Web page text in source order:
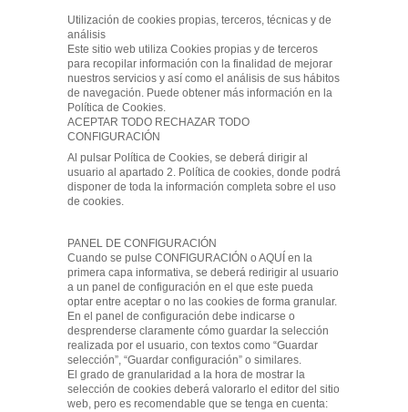
Utilización de cookies propias, terceros, técnicas y de
análisis
Este sitio web utiliza Cookies propias y de terceros
para recopilar información con la finalidad de mejorar
nuestros servicios y así como el análisis de sus hábitos
de navegación. Puede obtener más información en la
Política de Cookies.
ACEPTAR TODO RECHAZAR TODO
CONFIGURACIÓN
Al pulsar Política de Cookies, se deberá dirigir al
usuario al apartado 2. Política de cookies, donde podrá
disponer de toda la información completa sobre el uso
de cookies.
PANEL DE CONFIGURACIÓN
Cuando se pulse CONFIGURACIÓN o AQUÍ en la
primera capa informativa, se deberá redirigir al usuario
a un panel de configuración en el que este pueda
optar entre aceptar o no las cookies de forma granular.
En el panel de configuración debe indicarse o
desprenderse claramente cómo guardar la selección
realizada por el usuario, con textos como “Guardar
selección”, “Guardar configuración” o similares.
El grado de granularidad a la hora de mostrar la
selección de cookies deberá valorarlo el editor del sitio
web, pero es recomendable que se tenga en cuenta: